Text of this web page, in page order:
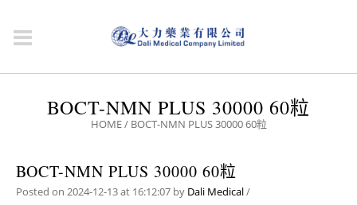
BOCT-NMN PLUS 30000 60粒
HOME/ BOCT-NMN PLUS 30000 60粒
BOCT-NMN PLUS 30000 60粒
Posted on 2024-12-13 at 16:12:07 by Dali Medical/